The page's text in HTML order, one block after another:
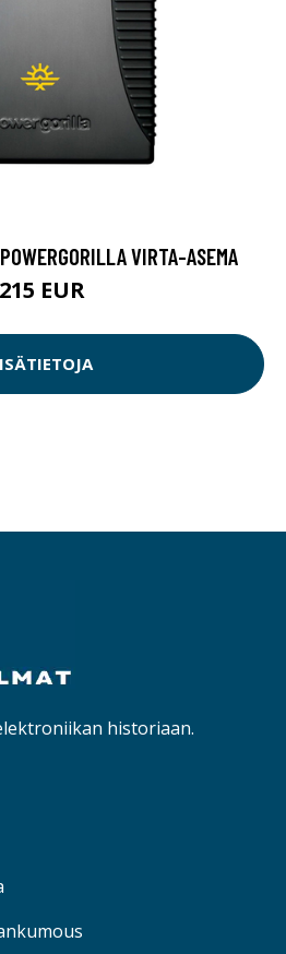
VIRTA-ASEMA
215 EUR
historiaan.